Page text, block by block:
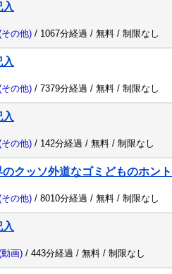
その他) / 1067分経過 / 無料 / 制限なし
その他) / 7379分経過 / 無料 / 制限なし
その他) / 142分経過 / 無料 / 制限なし
のクッソ外道なゴミどものホン
その他) / 8010分経過 / 無料 / 制限なし
動画) / 443分経過 / 無料 / 制限なし